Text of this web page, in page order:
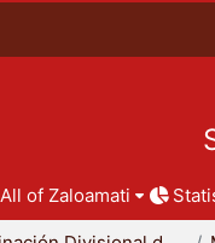
All of Zaloamati